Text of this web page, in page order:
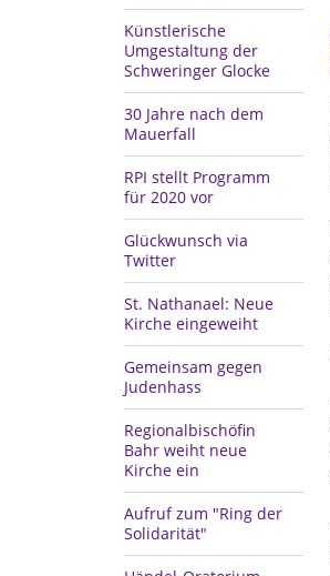
Künstlerische
Umgestaltung der
Schweringer Glocke
30 Jahre nach dem
Mauerfall
RPI stellt Programm
für 2020 vor
Glückwunsch via
Twitter
St. Nathanael: Neue
Kirche eingeweiht
Gemeinsam gegen
Judenhass
Regionalbischöfin
Bahr weiht neue
Kirche ein
Aufruf zum "Ring der
Solidarität"